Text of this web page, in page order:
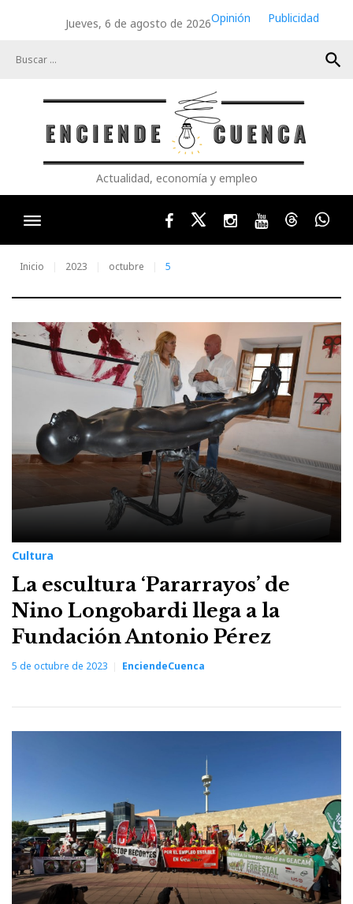
Jueves, 6 de agosto de 2026Opinión
Publicidad
search
Actualidad, economía y empleo
FacebookTwitterInstagram
YoutubeThreads
Inicio 2023 octubre 5
Día:
octubre
2023
Cultura
La escultura ‘Pararrayos’ de
Nino Longobardi llega a la
Fundación Antonio Pérez
5 de octubre de 2023 EnciendeCuenca